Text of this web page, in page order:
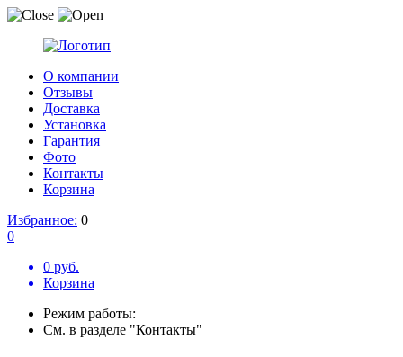
О компании
Отзывы
Доставка
Установка
Гарантия
Фото
Контакты
Корзина
Избранное: 0
0
0 руб.
Корзина
Режим работы:
См. в разделе "Контакты"